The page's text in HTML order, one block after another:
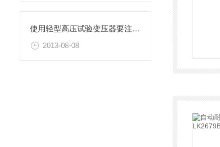
使用轻型高压试验变压器要注意的事项
2013-08-08